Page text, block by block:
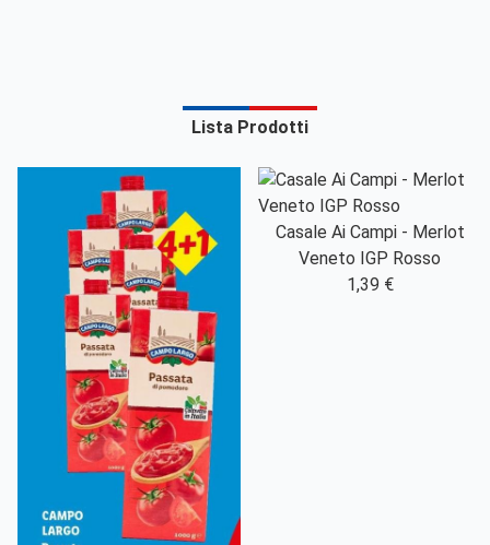
Lista Prodotti
Casale Ai Campi - Merlot
Veneto IGP Rosso
1,39 €